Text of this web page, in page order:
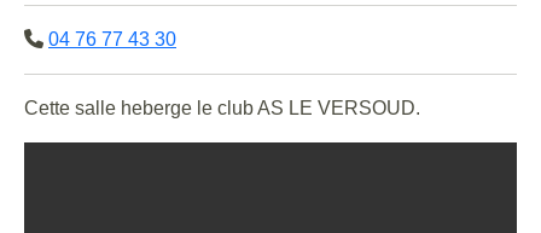
04 76 77 43 30
Cette salle heberge le club AS LE VERSOUD.